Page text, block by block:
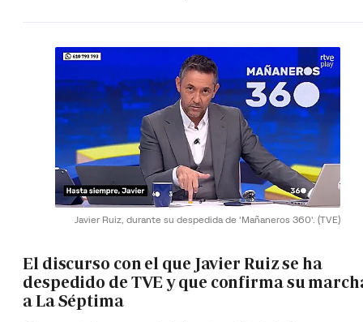
Javier Ruiz, durante su despedida de 'Mañaneros 360'. (TVE)
El discurso con el que Javier Ruiz se ha
despedido de TVE y que confirma su
a La Séptima